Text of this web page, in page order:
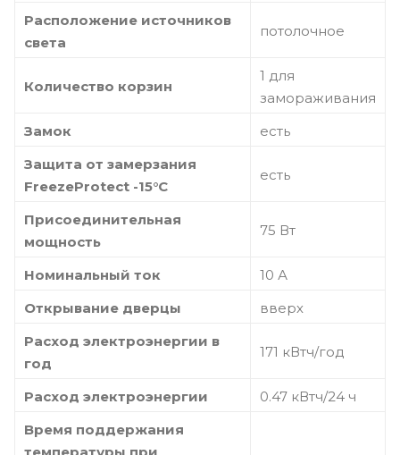
Расположение источников
света
потолочное
Количество корзин
1 для
замораживания
Замок
есть
Защита от замерзания
FreezeProtect -15°С
есть
Присоединительная
мощность
75 Вт
Номинальный ток
10 А
Открывание дверцы
вверх
Расход электроэнергии в
год
171 кВтч/год
Расход электроэнергии
0.47 кВтч/24 ч
Время поддержания